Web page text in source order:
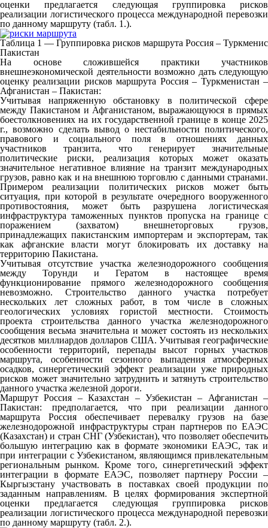
оценки предлагается следующая группировка рисков
реализации логистического процесса международной перевозки
по данному маршруту (табл. 1.).
Таблица 1 — Группировка рисков маршрута Россия –
Пакистан
На основе сложившейся практики участников
внешнеэкономической деятельности возможно дать следующую
оценку реализации рисков маршрута Россия – Туркменистан –
Афганистан – Пакистан:
Учитывая напряженную обстановку в политической сфере
между Пакистаном и Афганистаном, выражающуюся в прямых
боестолкновениях на их государственной границе в конце 2025
г., возможно сделать вывод о нестабильности политического,
правового и социального поля в отношениях данных
участников транзита, что генерирует значительные
политические риски, реализация которых может оказать
значительное негативное влияние на транзит международных
грузов, равно как и на внешнюю торговлю с данными странами.
Примером реализации политических рисков может быть
ситуация, при которой в результате очередного вооруженного
противостояния, может быть разрушена логистическая
инфраструктура таможенных пунктов пропуска на границе с
поражением (захватом) внешнеторговых грузов,
принадлежащих пакистанским импортерам и экспортерам, так
как афганские власти могут блокировать их доставку на
территорию Пакистана.
Учитывая отсутствие участка железнодорожного сообщения
между Торунди и Гератом в настоящее время
функционирование прямого железнодорожного сообщения
невозможно. Строительство данного участка потребует
нескольких лет сложных работ, в том числе в сложных
геологических условиях гористой местности. Стоимость
проекта строительства данного участка железнодорожного
сообщения весьма значительна и может состоять из нескольких
десятков миллиардов долларов США. Учитывая географические
особенности территорий, перепады высот горных участков
маршрута, особенности сезонного выпадения атмосферных
осадков, синергетический эффект реализации уже природных
рисков может значительно затруднить и затянуть строительство
данного участка железной дороги.
Маршрут Россия – Казахстан – Узбекистан – Афганистан –
Пакистан: предполагается, что при реализации данного
маршрута Россия обеспечивает перевалку грузов на базе
железнодорожной инфраструктуры стран партнеров по ЕАЭС
(Казахстан) и стран СНГ (Узбекистан), что позволяет обеспечить
большую интеграцию как в формате экономики ЕАЭС, так и
при интеграции с Узбекистаном, являющимся привлекательным
региональным рынком. Кроме того, синергетический эффект
интеграции в формате ЕАЭС, позволяет партнеру России –
Кыргызстану участвовать в поставках своей продукции по
заданным направлениям. В целях формирования экспертной
оценки предлагается следующая группировка рисков
реализации логистического процесса международной перевозки
по данному маршруту (табл. 2.).